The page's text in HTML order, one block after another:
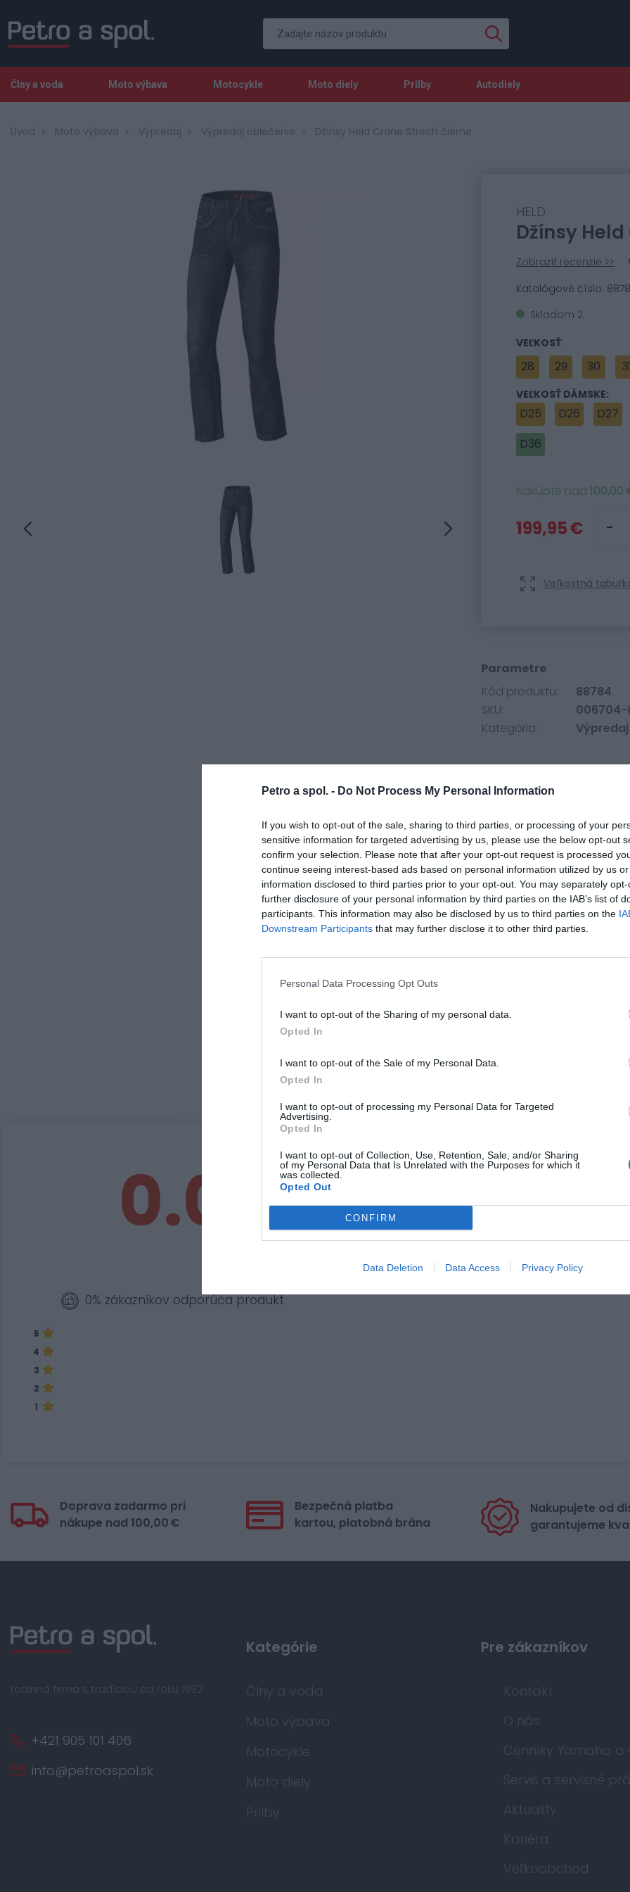
Petro a spol. - Do Not Process My Personal Information
If you wish to opt-out of the sale, sharing to third parties, or processing of your
sensitive information for targeted advertising by us, please use the below opt-out
confirm your selection. Please note that after your opt-out request is processed
continue seeing interest-based ads based on personal information utilized by us
information disclosed to third parties prior to your opt-out. You may separately
further disclosure of your personal information by third parties on the IAB’s list of
participants. This information may also be disclosed by us to third parties on the
Downstream Participants that may further disclose it to other third parties.
Personal Data Processing Opt Outs
I want to opt-out of the Sharing of my personal data.
Opted In
I want to opt-out of the Sale of my Personal Data.
Opted In
I want to opt-out of processing my Personal Data for Targeted
Advertising.
Opted In
I want to opt-out of Collection, Use, Retention, Sale, and/or Sharing
of my Personal Data that Is Unrelated with the Purposes for which it
was collected.
Opted Out
CONFIRM
Data Deletion Data Access Privacy Policy
Člny a voda Moto výbava Motocykle Moto diely Prilby Autodiely
Úvod Moto výbava Výpredaj Výpredaj oblečenie Džínsy Held Crane Strech čierne
HELD
Džínsy
Zobraziť recenzie >>
Katalógové číslo:
Skladom 2
VEĽKOSŤ:
28
29 30 31
VEĽKOSŤ DÁMSKE:
D25 D26 D27
D36
Nakúpte nad 100,00
199,95 €
Veľkostná
Parametre
Kód produktu:
88784
SKU:
006704-
Kategória:
CRANE
Vonkajší materiál
- elastická bavlna
Ochrana
- vrecká na voliteľné
- EN 1621-1:2012 CE
chrániče, Level 1
- výstuž z aramidových
- antracitová 28
- 28, 29, 30, 31, 32, 33, 34,
0.0
0% zákazníkov odporúča produkt
5
4
3
2
1
Doprava zadarmo pri
nákupe nad 100,00 €
Bezpečná platba
kartou, platobná brána
Nakupujete od
garantujeme
rodinná firma s tradíciou od roku 1992
+421 905 101 406
info@petroaspol.sk
Kategórie
Člny a voda
Moto výbava
Motocykle
Moto diely
Prilby
Pre zákazníkov
Kontakt
O nás
Cenníky Yamaha a
Servis a servisné
Aktuality
Kariéra
Veľkoobchod